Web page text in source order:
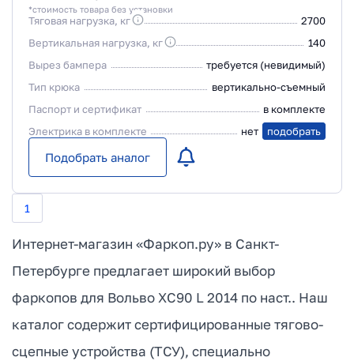
*стоимость товара без установки
Тяговая нагрузка, кг
2700
Вертикальная нагрузка, кг
140
Вырез бампера
требуется (невидимый)
Тип крюка
вертикально-съемный
Паспорт и сертификат
в комплекте
Электрика в комплекте
нет подобрать
Подобрать аналог
1
Интернет-магазин «Фаркоп.ру» в Санкт-
Петербурге предлагает широкий выбор
фаркопов для Вольво ХС90 L 2014 по наст.. Наш
каталог содержит сертифицированные тягово-
сцепные устройства (ТСУ), специально